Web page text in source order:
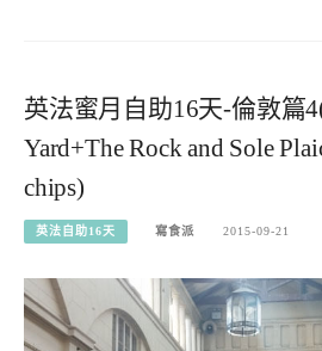
英法蜜月自助16天-倫敦篇
Yard+The Rock and Sole
chips)
英法自助16天 寫食派 2015-09-21